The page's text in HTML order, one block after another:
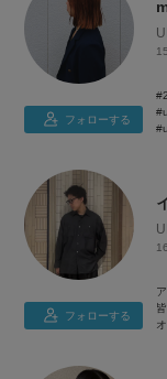
フォローする
フォローする